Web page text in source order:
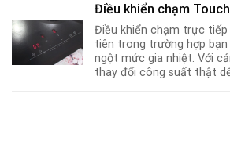
Điều khiển chạm
Điều khiển chạm trực
tiên trong trường hợp
ngột mức gia nhiệt. Với
thay đổi công suất thật